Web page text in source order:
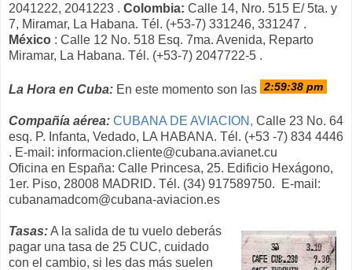
2041222, 2041223 . Colombia: Calle 14, Nro. 515 E/ 5ta. y
7, Miramar, La Habana. Tél. (+53-7) 331246, 331247 .
México : Calle 12 No. 518 Esq. 7ma. Avenida, Reparto
Miramar, La Habana. Tél. (+53-7) 2047722-5 .
La Hora en Cuba: En este momento son las
Compañía aérea: CUBANA DE AVIACION, Calle 23 No. 64
esq. P. Infanta, Vedado, LA HABANA. Tél. (+53 -7) 834 4446
. E-mail: informacion.cliente@cubana.avianet.cu
Oficina en España: Calle Princesa, 25. Edificio Hexágono,
1er. Piso, 28008 MADRID. Tél. (34) 917589750. E-mail:
cubanamadcom@cubana-aviacion.es
Tasas:A la salida de tu vuelo deberás
pagar una tasa de 25 CUC, cuidado
con el cambio, si les das más suelen